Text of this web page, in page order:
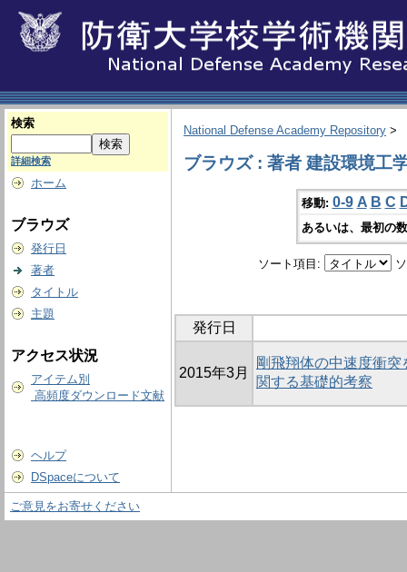
検索
詳細検索
ホーム
ブラウズ
発行日
著者
タイトル
主題
アクセス状況
アイテム別
高頻度ダウンロード文献
ヘルプ
DSpaceについて
National Defense Academy Repository >
ブラウズ : 著者 建設環境工
移動: 0-9 A B C
あるいは、最初の
ソート項目:
発行日
2015年3月
剛飛翔体の中速度衝
関する基礎的考察
ご意見をお寄せください